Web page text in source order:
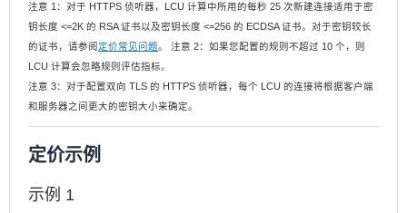
注意 1：对于 HTTPS 侦听器，LCU 计算中所用的每秒 25 次新建连接适用于密
钥长度 <=2K 的 RSA 证书以及密钥长度 <=256 的 ECDSA 证书。对于密钥较长
的证书，请参阅定价常见问题。 注意 2：如果您配置的规则不超过 10 个，则
LCU 计算会忽略规则评估指标。
注意 3：对于配置双向 TLS 的 HTTPS 侦听器，每个 LCU 的连接将根据客户端
和服务器之间更大的密钥大小来确定。
定价示例
示例 1